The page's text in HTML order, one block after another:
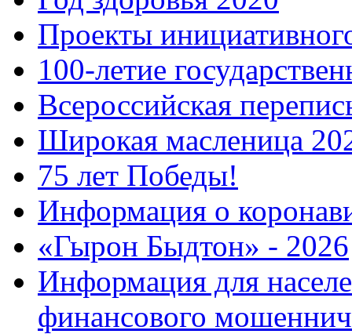
Проекты
100-летие
Всероссийская
Широкая масленица
75 лет Победы!
Информация о
«Гырон Быдтон» - 2026
Информация для
финансового